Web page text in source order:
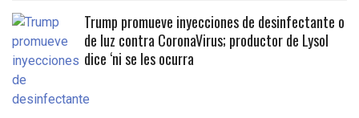
Trump promueve inyecciones de desinfectante o
de luz contra CoronaVirus; productor de Lysol
dice ‘ni se les ocurra